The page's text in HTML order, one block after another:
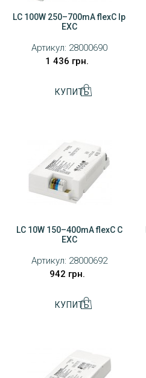
LC 100W 250–700mA flexC lp
EXC
Артикул: 28000690
1 436 грн.
LC 10W 150–400mA flexC C
EXC
Артикул: 28000692
942 грн.